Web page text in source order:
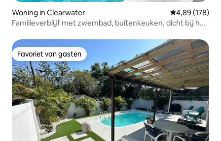
Woning in Clearwater Gemiddelde
4,89 (178)
Familieverblijf met zwembad, buitenkeuken, dicht bij het
Favoriet van gasten
Favoriet van gasten